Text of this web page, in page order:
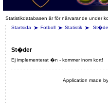
Statistikdatabasen är för närvarande under
Startsida
Fotboll Statistik
St�der
Ej implementerat �n - kommer inom kort!
Application made by